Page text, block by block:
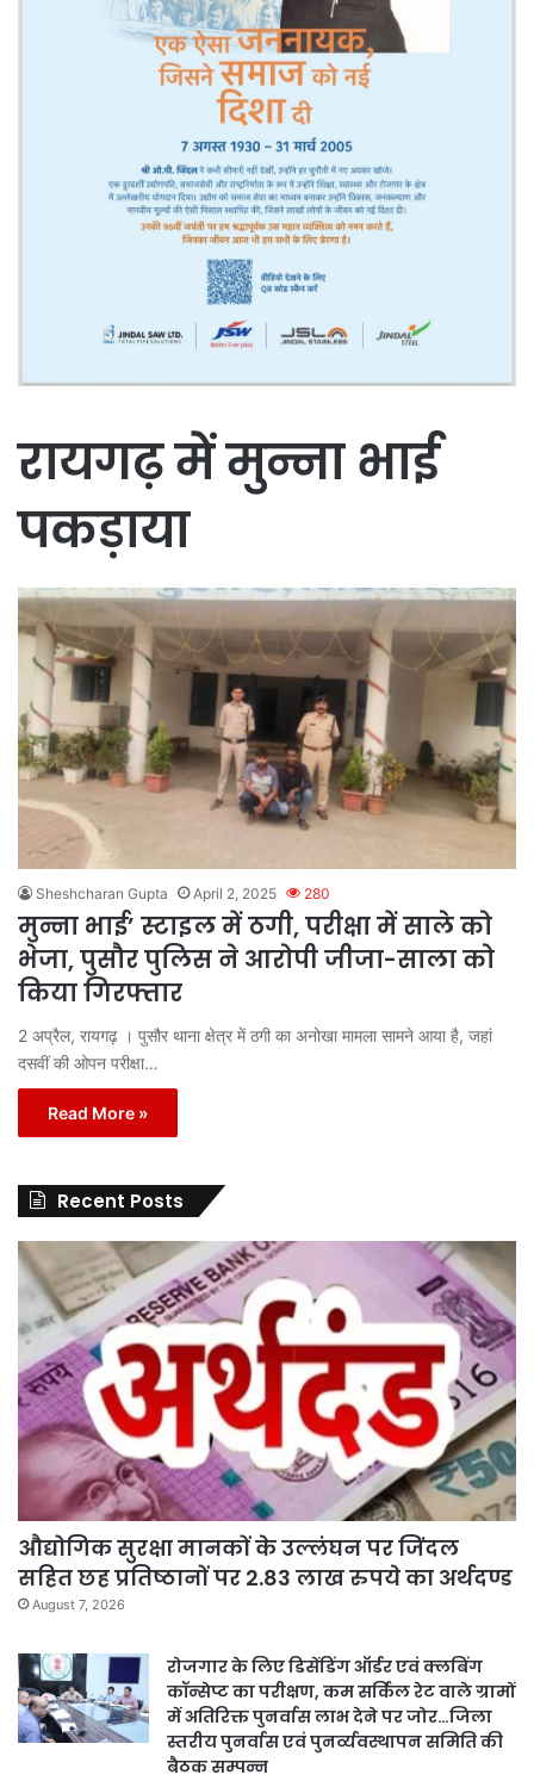
रायगढ़ में मुन्ना भाई
पकड़ाया
Sheshcharan Gupta April 2, 2025 280
मुन्ना भाई’ स्टाइल में ठगी, परीक्षा में साले को
भेजा, पुसौर पुलिस ने आरोपी जीजा-साला को
किया गिरफ्तार
2 अप्रैल, रायगढ़ । पुसौर थाना क्षेत्र में ठगी का अनोखा मामला सामने आया है, जहां
दसवीं की ओपन परीक्षा…
Read More »
Recent Posts
औद्योगिक सुरक्षा मानकों के उल्लंघन पर जिंदल
सहित छह प्रतिष्ठानों पर 2.83 लाख रुपये का अर्थदण्ड
August 7, 2026
रोजगार के लिए डिसेंडिंग ऑर्डर एवं क्लबिंग
कॉन्सेप्ट का परीक्षण, कम सर्किल रेट वाले ग्रामों
में अतिरिक्त पुनर्वास लाभ देने पर जोर…जिला
स्तरीय पुनर्वास एवं पुनर्व्यवस्थापन समिति की
बैठक सम्पन्न